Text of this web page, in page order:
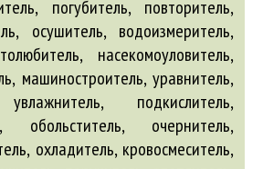
погубитель, повторитель,
осушитель, водоизмеритель,
насекомоуловитель,
машиностроитель, уравнитель,
подкислитель,
обольститель, очернитель,
охладитель, кровосмеситель,